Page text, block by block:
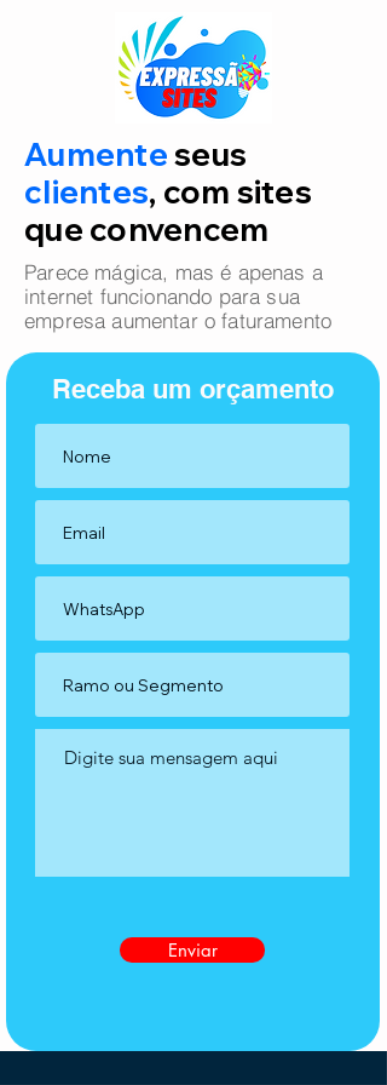
Aumenteseus
clientes, com sites
que convencem
Parece mágica, mas é apenas a
internet funcionando para sua
empresa aumentar o faturamento
Receba um orçamento
Enviar